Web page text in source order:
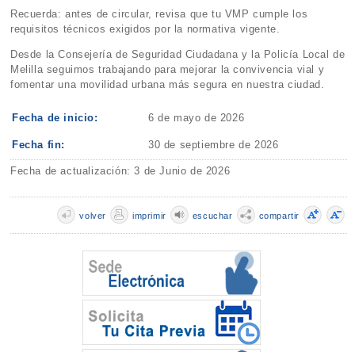
Recuerda: antes de circular, revisa que tu VMP cumple los
requisitos técnicos exigidos por la normativa vigente.
Desde la Consejería de Seguridad Ciudadana y la Policía Local de
Melilla seguimos trabajando para mejorar la convivencia vial y
fomentar una movilidad urbana más segura en nuestra ciudad.
Fecha de inicio: 6 de mayo de 2026
Fecha fin: 30 de septiembre de 2026
Fecha de actualización: 3 de Junio de 2026
compartir
escuchar
imprimir
volver